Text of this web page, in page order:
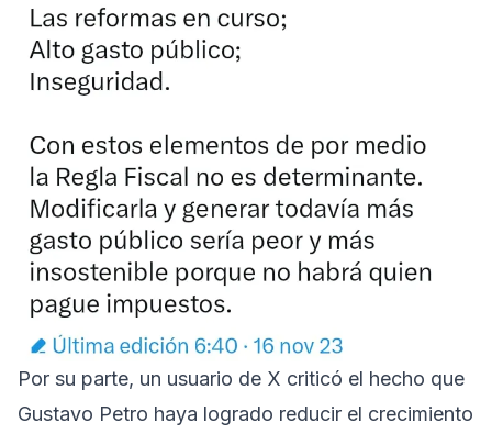
Por su parte, un usuario de X criticó el hecho que
Gustavo Petro haya logrado reducir el crecimiento